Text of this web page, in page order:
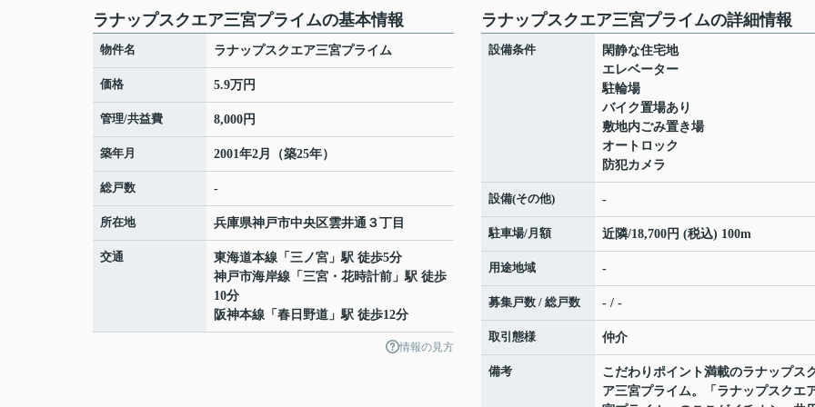
ラナップスクエア三宮プライムの基本情報
物件名 ラナップスクエア三宮プライム
価格 5.9万円
管理/共益費 8,000円
築年月 2001年2月（築25年）
総戸数 -
所在地 兵庫県神戸市中央区雲井通 ３丁目
交通 東海道本線 「 三ノ宮 」駅 徒歩5分
神戸市海岸線 「 三宮・花時計前 」駅 徒歩
10分
阪神本線 「 春日野道 」駅 徒歩12分
情報の見方
ラナップスクエア三宮プライムの詳細情報
設備条件
閑静な住宅地
エレベーター
駐輪場
バイク置場あり
敷地内ごみ置き場
オートロック
防犯カメラ
設備(その他) -
駐車場/月額 近隣/18,700円 (税込) 100m
用途地域 -
募集戸数 / 総戸数 - / -
取引態様 仲介
備考
こだわりポイント満載のラナップス
ア三宮プライム。「ラナップスクエ